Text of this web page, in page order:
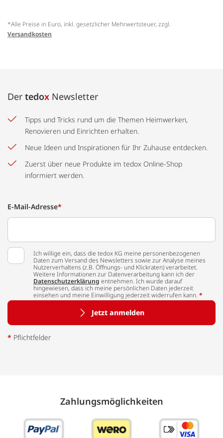
*Alle Preise in Euro, inkl. gesetzlicher Mehrwertsteuer, zzgl.
Versandkosten
Der tedox Newsletter
Tipps und Tricks rund um die Themen Heimwerken,
Renovieren und Einrichten erhalten.
Neue Ideen und Inspirationen für Ihr Zuhause entdecken.
Zuerst über neue Produkte im tedox Online-Shop
informiert werden.
E-Mail-Adresse*
Ich willige ein, dass die tedox KG meine personenbezogenen
Daten zum Versand des Newsletters sowie zur Analyse meines
Nutzerverhaltens (z.B. Öffnungs- und Klickraten) verarbeitet.
Weitere Informationen zur Datenverarbeitung kann ich der
Datenschutzerklärung entnehmen. Ich wurde darauf
hingewiesen, dass ich meine persönlichen Daten jederzeit
einsehen und meine Einwilligung jederzeit widerrufen kann. *
Jetzt anmelden
* Pflichtfelder
Zahlungs­möglich­keiten